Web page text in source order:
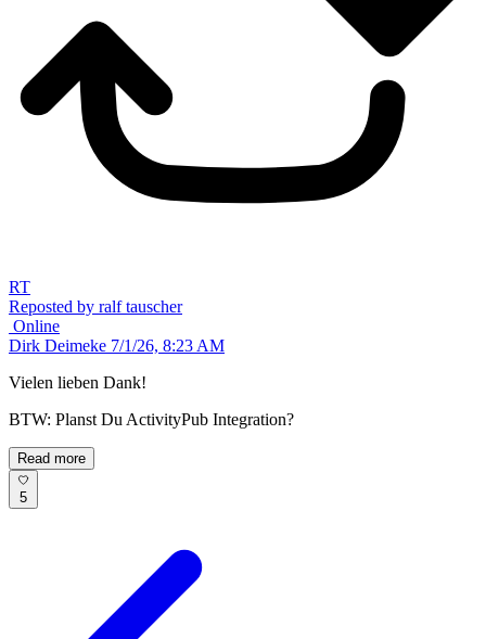
RT
Reposted by ralf tauscher
Online
Dirk Deimeke 7/1/26, 8:23 AM
Vielen lieben Dank!
BTW: Planst Du ActivityPub Integration?
Read more
5